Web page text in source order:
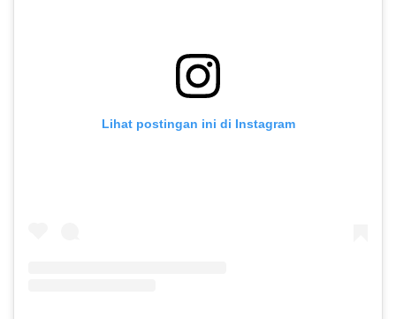
Lihat postingan ini di Instagram